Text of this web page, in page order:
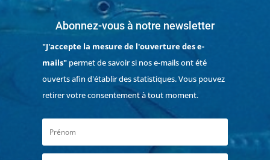
Abonnez-vous à notre newsletter
"J'accepte la mesure de l'ouverture des e-
mails"permet de savoir si nos e-mails ont été
ouverts afin d'établir des statistiques. Vous pouvez
retirer votre consentement à tout moment.